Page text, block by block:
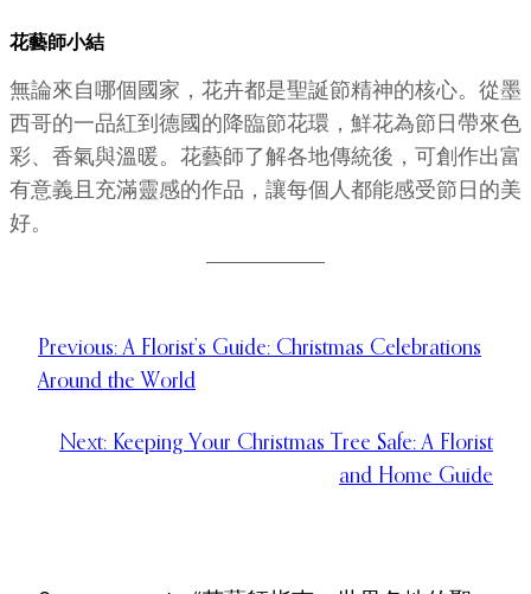
花藝師小結
無論來自哪個國家，花卉都是聖誕節精神的核心。從墨
西哥的一品紅到德國的降臨節花環，鮮花為節日帶來色
彩、香氣與溫暖。花藝師了解各地傳統後，可創作出富
有意義且充滿靈感的作品，讓每個人都能感受節日的美
好。
Previous: A Florist’s Guide: Christmas Celebrations
Around the World
Next: Keeping Your Christmas Tree Safe: A Florist
and Home Guide